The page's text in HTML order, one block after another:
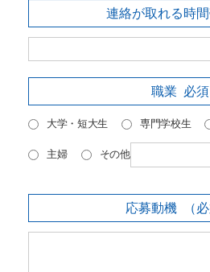
連絡が取れる時
職業 必須
大学・短大生 専門学校生
主婦 その他
応募動機 （